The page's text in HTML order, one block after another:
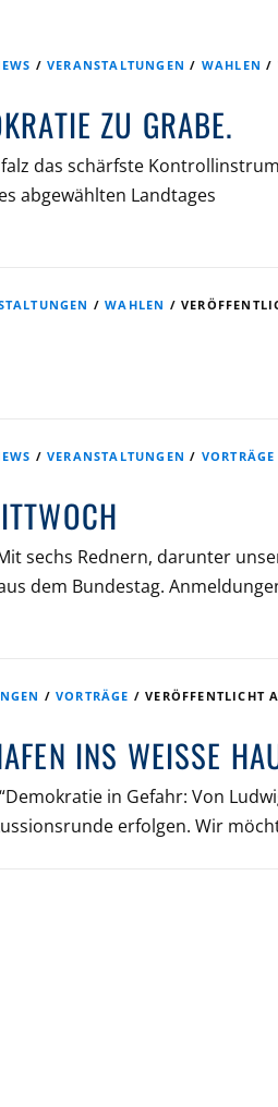
/VERANSTALTUNGEN / WAHLEN /
ZU GRABE.
das schärfste
abgewählten Landtages
/WAHLEN /
/VERANSTALTUNGEN / VORTRÄGE
sechs Rednern, darunter
dem Bundestag.
/VORTRÄGE /VERÖFFENTLICHT
INS WEISSE
in Gefahr: Von
erfolgen. Wir